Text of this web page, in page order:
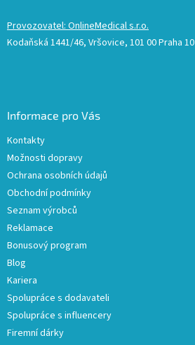
Provozovatel: OnlineMedical s.r.o.
Kodaňská 1441/46, Vršovice, 101 00 Praha 10
Informace pro Vás
Kontakty
Možnosti dopravy
Ochrana osobních údajů
Obchodní podmínky
Seznam výrobců
Reklamace
Bonusový program
Blog
Kariera
Spolupráce s dodavateli
Spolupráce s influencery
Firemní dárky